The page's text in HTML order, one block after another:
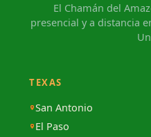
El Chamán del
presencial y a distancia
TEXAS
San Antonio
El Paso